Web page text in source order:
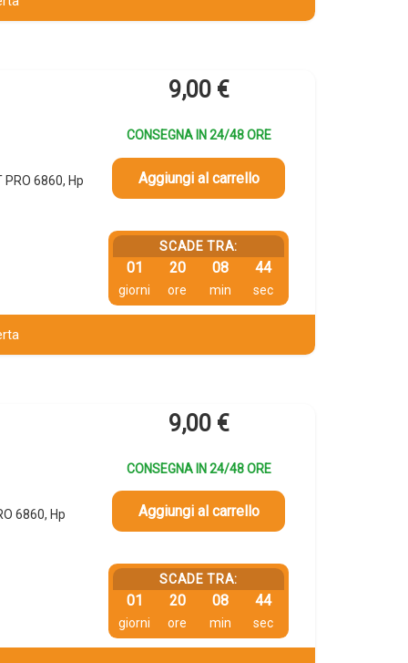
6860, Hp
9,00 €
CONSEGNA IN 24/48 ORE
Aggiungi al carrello
SCADE TRA:
01
giorni
20
ore
08
min
43
sec
6860, Hp
9,00 €
CONSEGNA IN 24/48 ORE
Aggiungi al carrello
SCADE TRA:
01
giorni
20
ore
08
min
43
sec